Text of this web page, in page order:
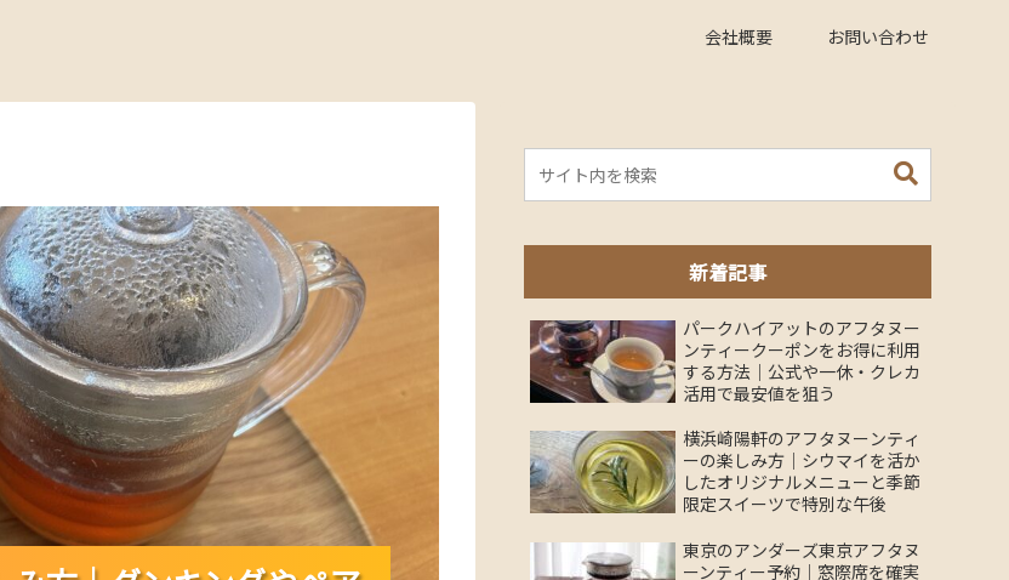
会社概要 お問い合わせ
アリング、簡単レシピで毎日を格上げ
新着記事
パークハイアットのアフタヌー
ンティークーポンをお得に利用
する方法｜公式や一休・クレカ
活用で最安値を狙う
横浜崎陽軒のアフタヌーンティ
ーの楽しみ方｜シウマイを活か
したオリジナルメニューと季節
限定スイーツで特別な午後
東京のアンダーズ東京アフタヌ
ーンティー予約｜窓際席を確実